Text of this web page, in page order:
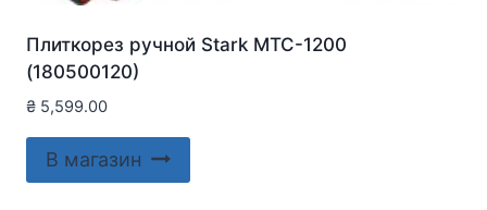
Плиткорез ручной Stark MTC-1200
(180500120)
₴ 5,599.00
В магазин